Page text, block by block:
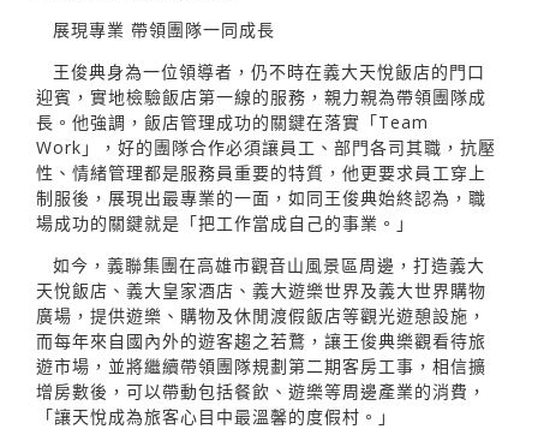
展現專業 帶領團隊一同成長
王俊典身為一位領導者，仍不時在義大天悅飯店的門口
迎賓，實地檢驗飯店第一線的服務，親力親為帶領團隊成
長。他強調，飯店管理成功的關鍵在落實「Team
Work」，好的團隊合作必須讓員工、部門各司其職，抗壓
性、情緒管理都是服務員重要的特質，他更要求員工穿上
制服後，展現出最專業的一面，如同王俊典始終認為，職
場成功的關鍵就是「把工作當成自己的事業。」
如今，義聯集團在高雄市觀音山風景區周邊，打造義大
天悅飯店、義大皇家酒店、義大遊樂世界及義大世界購物
廣場，提供遊樂、購物及休閒渡假飯店等觀光遊憩設施，
而每年來自國內外的遊客趨之若鶩，讓王俊典樂觀看待旅
遊市場，並將繼續帶領團隊規劃第二期客房工事，相信擴
增房數後，可以帶動包括餐飲、遊樂等周邊產業的消費，
「讓天悅成為旅客心目中最溫馨的度假村。」